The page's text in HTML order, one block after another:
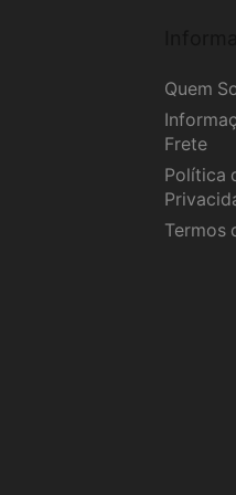
Quem
Frete
Política
Termos